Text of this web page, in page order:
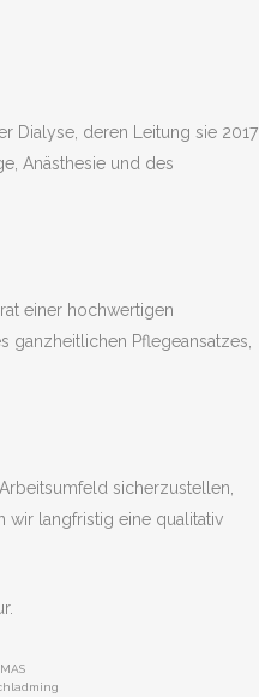
Dialyse, deren Leitung sie 2017
Anästhesie und des
einer hochwertigen
ganzheitlichen Pflegeansatzes,
sicherzustellen,
wir langfristig eine qualitativ